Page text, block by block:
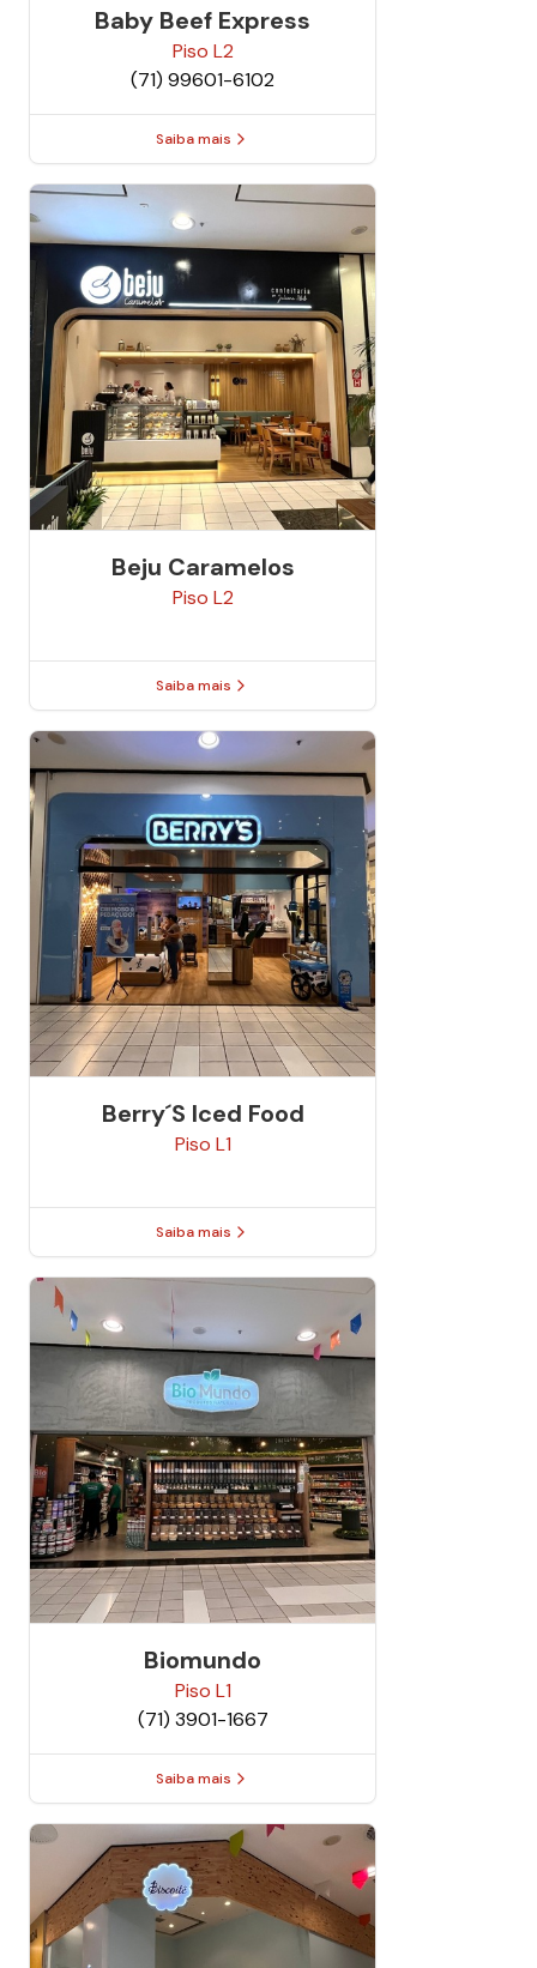
Baby Beef Express
Piso L2
(71) 99601-6102
Saiba mais
Beju Caramelos
Piso L2
Saiba mais
Berry´s Iced Food
Piso L1
Saiba mais
Biomundo
Piso L1
(71) 3901-1667
Saiba mais